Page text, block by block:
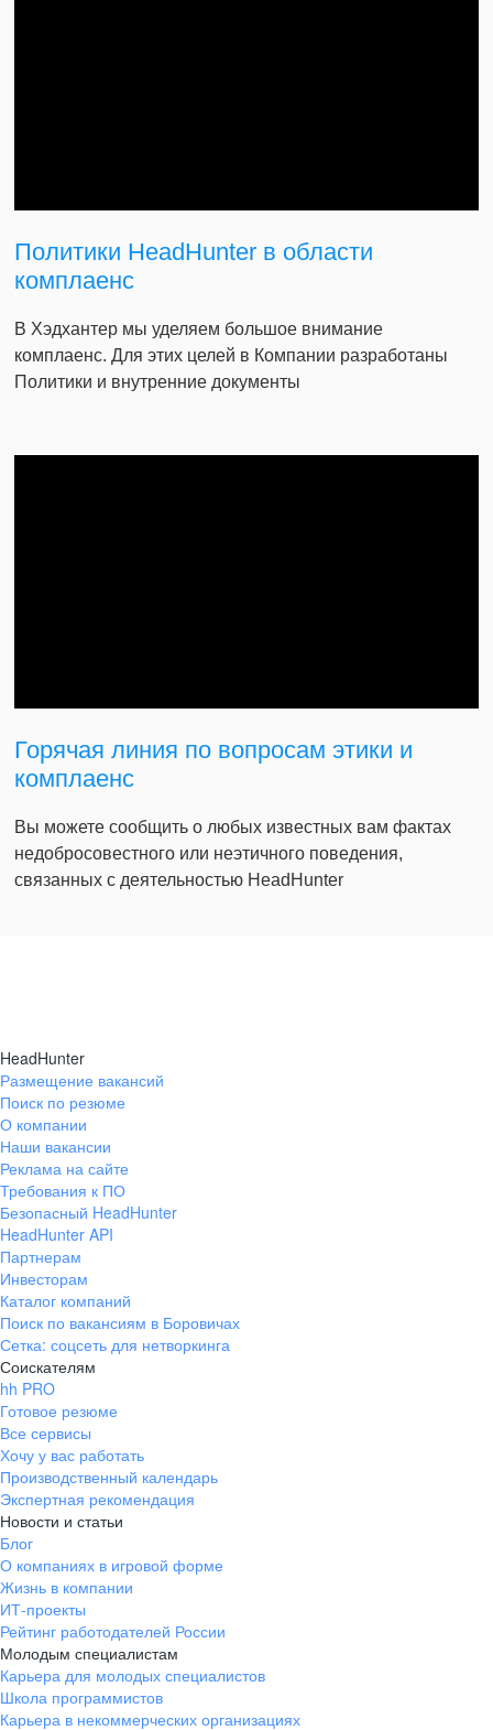
Политики HeadHunter в области
комплаенс
В Хэдхантер мы уделяем большое внимание
комплаенс. Для этих целей в Компании разработаны
Политики и внутренние документы
Горячая линия по вопросам этики и
комплаенс
Вы можете сообщить о любых известных вам фактах
недобросовестного или неэтичного поведения,
связанных с деятельностью HeadHunter
HeadHunter
Размещение вакансий
Поиск по резюме
О компании
Наши вакансии
Реклама на сайте
Требования к ПО
Безопасный HeadHunter
HeadHunter API
Партнерам
Инвесторам
Каталог компаний
Поиск по вакансиям в Боровичах
Сетка: соцсеть для нетворкинга
Соискателям
hh PRO
Готовое резюме
Все сервисы
Хочу у вас работать
Производственный календарь
Экспертная рекомендация
Новости и статьи
Блог
О компаниях в игровой форме
Жизнь в компании
ИТ-проекты
Рейтинг работодателей России
Молодым специалистам
Карьера для молодых специалистов
Школа программистов
Карьера в некоммерческих организациях